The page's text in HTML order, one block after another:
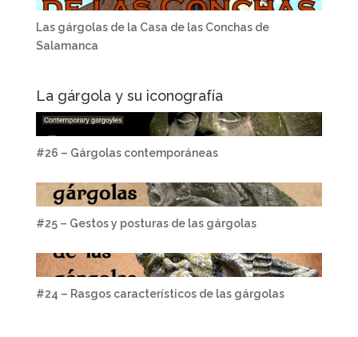
Las gárgolas de la Casa de las Conchas de
Salamanca
La gárgola y su iconografía
#26 – Gárgolas contemporáneas
#25 – Gestos y posturas de las gárgolas
#24 – Rasgos característicos de las gárgolas